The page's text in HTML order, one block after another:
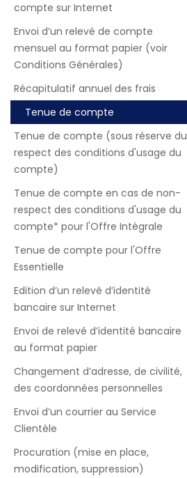
compte sur Internet
Envoi d’un relevé de compte
mensuel au format papier (voir
Conditions Générales)
Récapitulatif annuel des frais
Tenue de compte
Tenue de compte (sous réserve du
respect des conditions d'usage du
compte)
Tenue de compte en cas de non-
respect des conditions d'usage du
compte* pour l'Offre Intégrale
Tenue de compte pour l'Offre
Essentielle
Edition d’un relevé d’identité
bancaire sur Internet
Envoi de relevé d’identité bancaire
au format papier
Changement d’adresse, de civilité,
des coordonnées personnelles
Envoi d’un courrier au Service
Clientèle
Procuration (mise en place,
modification, suppression)